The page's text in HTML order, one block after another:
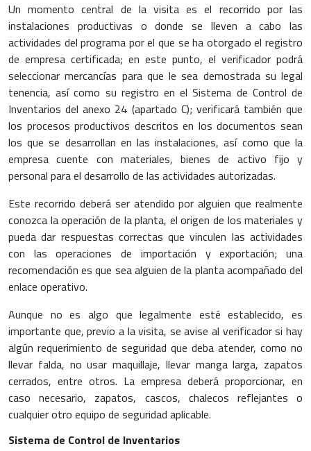
Un momento central de la visita es el recorrido por las
instalaciones productivas o donde se lleven a cabo las
actividades del programa por el que se ha otorgado el registro
de empresa certificada; en este punto, el verificador podrá
seleccionar mercancías para que le sea demostrada su legal
tenencia, así como su registro en el Sistema de Control de
Inventarios del anexo 24 (apartado C); verificará también que
los procesos productivos descritos en los documentos sean
los que se desarrollan en las instalaciones, así como que la
empresa cuente con materiales, bienes de activo fijo y
personal para el desarrollo de las actividades autorizadas.
Este recorrido deberá ser atendido por alguien que realmente
conozca la operación de la planta, el origen de los materiales y
pueda dar respuestas correctas que vinculen las actividades
con las operaciones de importación y exportación; una
recomendación es que sea alguien de la planta acompañado del
enlace operativo.
Aunque no es algo que legalmente esté establecido, es
importante que, previo a la visita, se avise al verificador si hay
algún requerimiento de seguridad que deba atender, como no
llevar falda, no usar maquillaje, llevar manga larga, zapatos
cerrados, entre otros. La empresa deberá proporcionar, en
caso necesario, zapatos, cascos, chalecos reflejantes o
cualquier otro equipo de seguridad aplicable.
Sistema de Control de Inventarios